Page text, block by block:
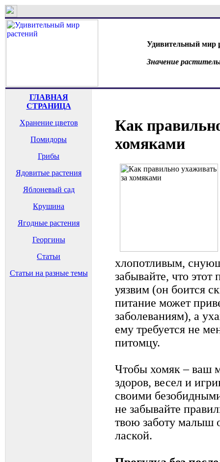
Удивительный мир
Значение
ГЛАВНАЯ
СТРАНИЦА
Хранение цветов
Помидоры
Грибы
Ядовитые растения
Яблоневый сад
Крушина
Ягодные растения
Георгины
Статьи
Статьи на разные темы
Как
хомяками
хлопотливым,
забывайте, что
уязвим (он боится
питание может
заболеваниям), а
ему требуется не
питомцу.
Чтобы хомяк – ваш
здоров, весел и
своими
не забывайте
твою заботу малыш
лаской.